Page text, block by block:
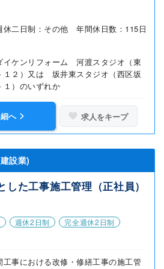
二日制：その他 年間休日数：115日
イケンリフォーム 河渡スタジオ（東
１２）又は 坂井東スタジオ（西区坂
１）のいずれか
へ 求人をキープ
設業)
た工事施工管理（正社員）
週休2日制
完全週休2日制
工事における改修・修繕工事の施工管